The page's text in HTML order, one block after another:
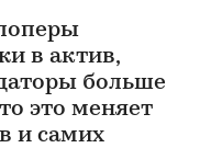
в актив,
больше
это меняет
и самих